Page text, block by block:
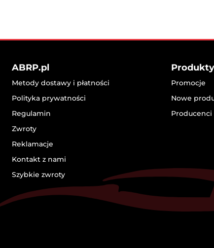
ABRP.pl
Metody dostawy i płatności
Polityka prywatności
Regulamin
Zwroty
Reklamacje
Kontakt z nami
Szybkie zwroty
Produkty
Promocje
Nowe
Producenci